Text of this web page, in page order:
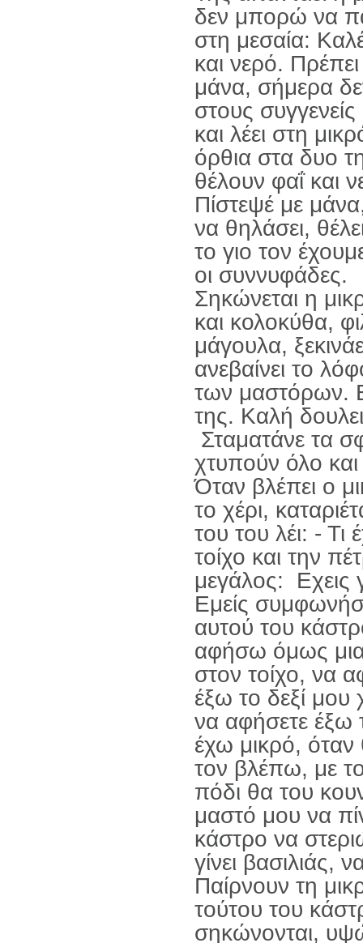
δεν μπορώ να
στη μεσαία:
και νερό.
μάνα, σήμερα
στους
και λέει στη
όρθια στα δυο
θέλουν φαΐ και
Πίστεψέ με
να θηλάσει,
το γιο τον
οι συννυφάδες.
Σηκώνεται η
και κολοκύθα,
μάγουλα,
ανεβαίνει το
των μαστόρων.
της. Καλή
Σταματάνε τα
χτυπούν όλο
Όταν βλέπει ο
το χέρι,
του του λέι: - Τι
τοίχο και την
μεγάλος: Εχεις
Εμείς
αυτού του
αφήσω όμως μια
στον τοίχο, να
έξω το δεξί μου
να αφήσετε έξω
έχω μικρό, όταν
τον βλέπω, με
πόδι θα του
μαστό μου να
κάστρο να
γίνει βασιλιάς,
Παίρνουν τη
τούτου του
σηκώνονται,